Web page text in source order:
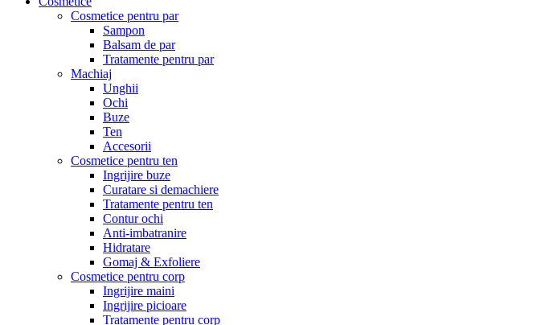
Cosmetice pentru par
Sampon
Balsam de par
Tratamente pentru par
Machiaj
Unghii
Ochi
Buze
Ten
Accesorii
Cosmetice pentru ten
Ingrijire buze
Curatare si demachiere
Tratamente pentru ten
Contur ochi
Anti-imbatranire
Hidratare
Gomaj & Exfoliere
Cosmetice pentru corp
Ingrijire maini
Ingrijire picioare
Tratamente pentru corp